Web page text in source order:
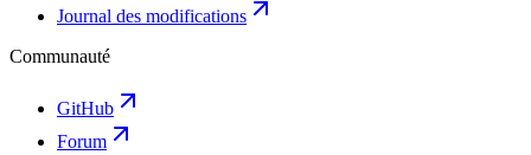
Journal des modifications
Communauté
GitHub
Forum